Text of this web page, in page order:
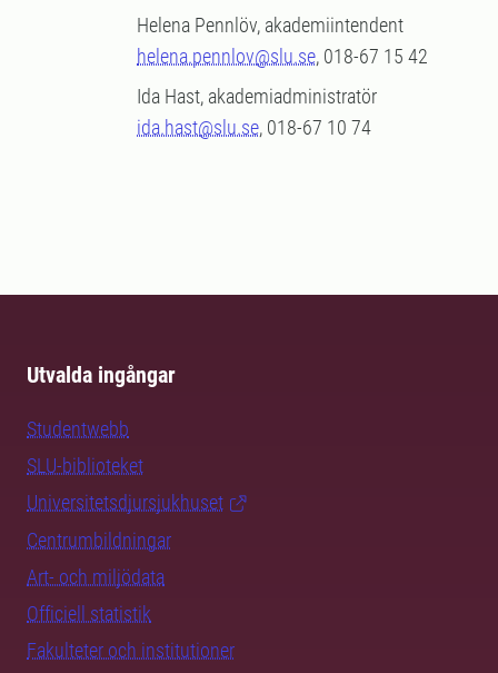
Helena Pennlöv, akademiintendent
helena.pennlov@slu.se, 018-67 15 42
Ida Hast, akademiadministratör
ida.hast@slu.se, 018-67 10 74
Utvalda ingångar
Studentwebb
SLU-biblioteket
Universitetsdjursjukhuset
Centrumbildningar
Art- och miljödata
Officiell statistik
Fakulteter och institutioner